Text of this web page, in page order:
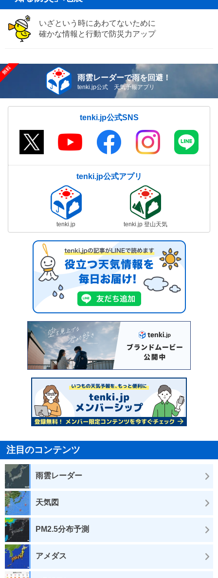
いざという時にあわてないために
確かな情報と行動で防災力アップ
雨雲レーダーで雨を回避！
tenki.jp公式 天気予報アプリ
tenki.jp公式SNS
tenki.jp公式アプリ
tenki.jp tenki.jp 登山天気
注目のコンテンツ
雨雲レーダー
天気図
PM2.5分布予測
アメダス